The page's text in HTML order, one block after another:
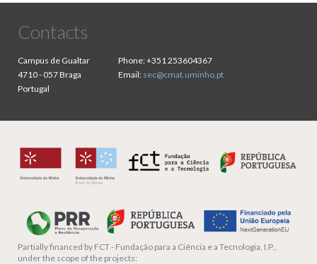
Contacts
Campus de Gualtar
4710 - 057 Braga
Portugal
Phone:+351 253604367
Email: sec@cmat.uminho.pt
Partially financed by FCT - Fundação para a Ciência e a Tecnologia, I.P.,
under the scope of the projects: